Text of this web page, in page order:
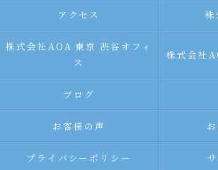
アクセス
株式会社AOA 東京 渋谷オフィ
ス
株式会社
ブログ
お客様の声
プライバシーポリシー